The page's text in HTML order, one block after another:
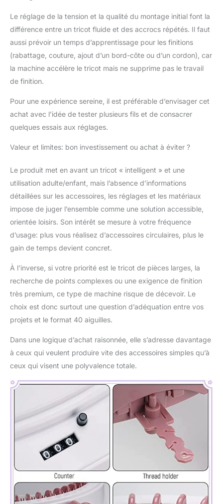
Le réglage de la tension et la qualité du montage initial font la
différence entre un tricot fluide et des accrocs répétés. Il faut
aussi prévoir un temps d’apprentissage pour les finitions
(rabattage, couture, ajout d’un bord-côte ou d’un cordon), car
la machine accélère le tricot mais ne supprime pas le travail
de finition.
Pour une expérience sereine, il est préférable d’envisager cet
achat avec l’idée de tester plusieurs fils et de consacrer
quelques essais aux réglages.
Valeur et limites: bon investissement ou achat à éviter ?
Le produit met en avant un tricot « intelligent » et une
utilisation adulte/enfant, mais l’absence d’informations
détaillées sur les accessoires, les réglages et les matériaux
impose de juger l’ensemble comme une solution accessible,
orientée loisirs. Son intérêt se mesure à votre fréquence
d’usage: plus vous réalisez d’accessoires circulaires, plus le
gain de temps devient concret.
À l’inverse, si votre priorité est le tricot de pièces larges, la
recherche de points complexes ou une exigence de finition
très premium, ce type de machine risque de décevoir. Le
choix est donc surtout une question d’adéquation entre vos
projets et le format 40 aiguilles.
Dans une logique d’achat raisonnée, elle s’adresse davantage
à ceux qui veulent produire vite des accessoires simples qu’à
ceux qui visent une polyvalence totale.